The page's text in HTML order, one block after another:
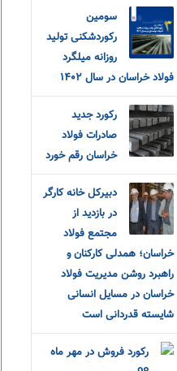
سومین
رکوردشکنی تولید
روزانه میلگرد
فولاد خراسان در سال ۱۴۰۲
رکورد جدید
صادرات فولاد
خراسان رقم خورد
دبیرکل خانه کارگر
در بازدید از
مجتمع فولاد
خراسان؛ همدلی کارکنان و
راهبرد روشن مدیریت فولاد
خراسان در مسایل انسانی
شایسته قدردانی است
رکورد فروش در مهر ماه